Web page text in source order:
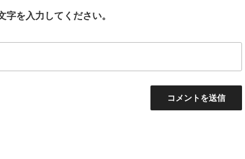
字を入力してください。